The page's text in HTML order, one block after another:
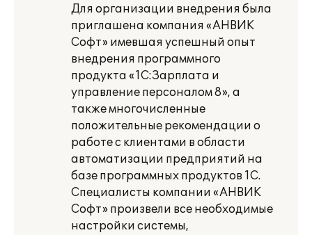
Для организации внедрения была
приглашена компания «АНВИК
Софт» имевшая успешный опыт
внедрения программного
продукта «1С:Зарплата и
управление персоналом 8», а
также многочисленные
положительные рекомендации о
работе с клиентами в области
автоматизации предприятий на
базе программных продуктов 1С.
Специалисты компании «АНВИК
Софт» произвели все необходимые
настройки системы,